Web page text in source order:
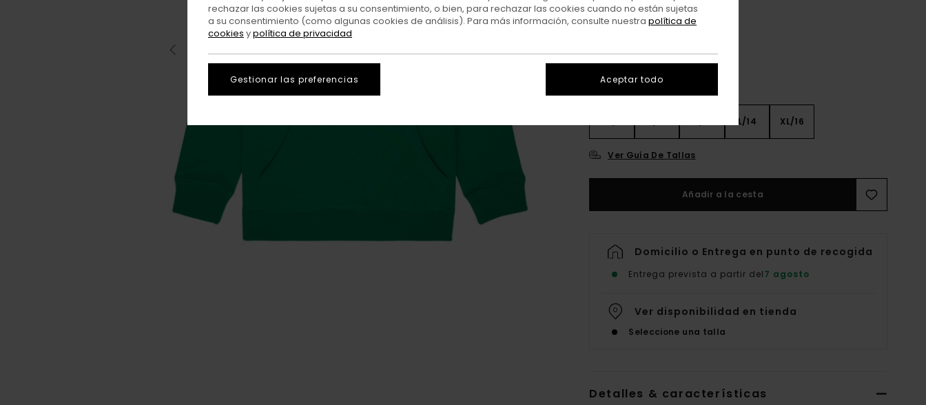
ColorFir
L/14 XL/16
Ver Guía De Tallas
Añadir a la cesta
Domicilio o Entrega en punto de recogida
Entrega prevista a partir del7 agosto
Ver disponibilidad en tienda
Seleccione una talla
Detalles & características
rechazar las cookies sujetas a su consentimiento, o bien, para rechazar las cookies cuando no están sujetas
a su consentimiento (como algunas cookies de análisis). Para más información, consulte nuestra política de
cookies ypolítica de privacidad
Gestionar las preferencias Aceptar todo